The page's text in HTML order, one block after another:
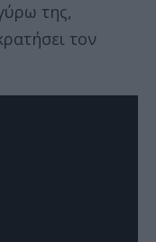
της,
τον